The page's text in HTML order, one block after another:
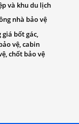
và khu du lịch
nhà bảo vệ
giá bốt gác,
vệ, cabin
chốt bảo vệ